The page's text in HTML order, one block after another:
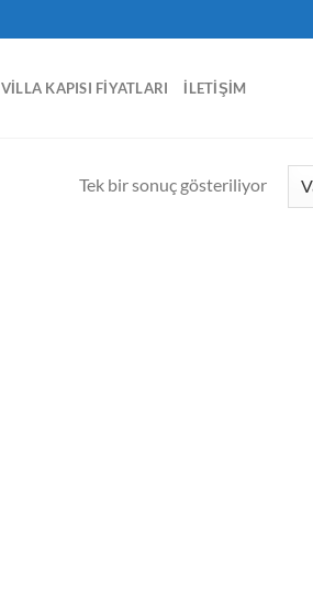
VILLA KAPISI FIYATLARI İLETIŞIM
Tek bir sonuç gösteriliyor